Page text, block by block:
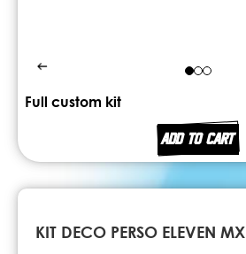
Full custom kit
ADD TO CART
KIT DECO PERSO ELEVEN MX